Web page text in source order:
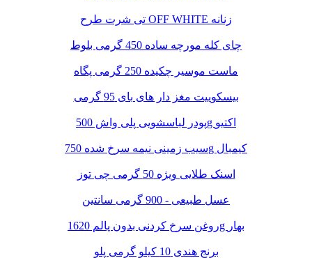
تی شرت طرح OFF WHITE زنانه
چای کله مورچه ساده 450 گرمی بلوط
ماست موسیر چکیده 250 گرمی پگاه
بیسکوییت مغز دار های بای 95 گرمی
پودر لباسشویی پلی واش 500g اکتیو
سیب زمینی نیمه سرخ شده 750g کیمبال
اسنک طلایی ویژه 50 گرمی چی توز
عسل طبیعی - 900 گرمی سانتین
روغن سرخ کردنی بدون پالم 1620g بهار
برنج هندی 10 کیلو گرمی پلو